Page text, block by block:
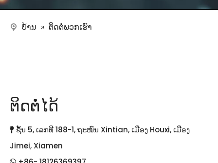
ບ້ານ » ຕິດ​ຕໍ່​ພວກ​ເຮົາ
ຕິດຕໍ່ໄດ້
 ຊັ້ນ 5, ເລກທີ 188-1, ຖະໜົນ Xintian, ເມືອງ Houxi, ເມືອງ
Jimei, Xiamen